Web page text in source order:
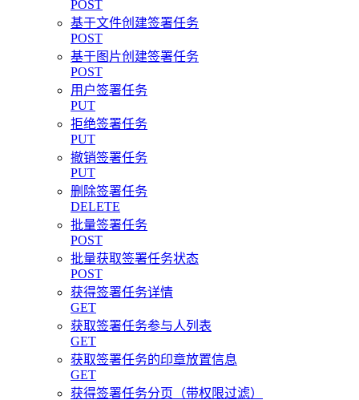
POST
基于文件创建签署任务
POST
基于图片创建签署任务
POST
用户签署任务
PUT
拒绝签署任务
PUT
撤销签署任务
PUT
删除签署任务
DELETE
批量签署任务
POST
批量获取签署任务状态
POST
获得签署任务详情
GET
获取签署任务参与人列表
GET
获取签署任务的印章放置信息
GET
获得签署任务分页（带权限过滤）